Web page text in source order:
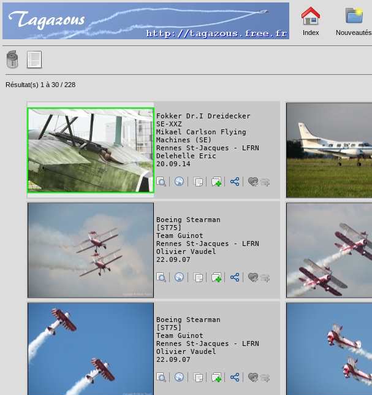
Index Nouveautés
Résultat(s) 1 à 30 / 228
Fokker Dr.I Dreidecker
SE-XXZ
Mikael Carlson Flying
Machines (SE)
Rennes St-Jacques - LFRN
Delehelle Eric
20.09.14
Boeing Stearman
[ST75]
Team Guinot
Rennes St-Jacques - LFRN
Olivier Vaudel
22.09.07
Boeing Stearman
[ST75]
Team Guinot
Rennes St-Jacques - LFRN
Olivier Vaudel
22.09.07